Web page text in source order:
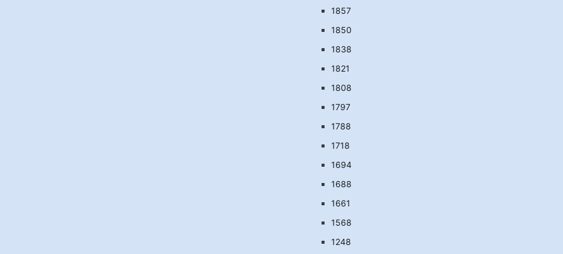
1857
1850
1838
1821
1808
1797
1788
1718
1694
1688
1661
1568
1248